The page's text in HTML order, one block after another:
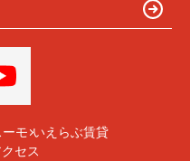
ーモ いえらぶ賃貸
セス